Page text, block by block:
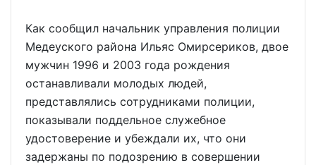
Как сообщил начальник управления полиции
Медеуского района Ильяс Омирсериков, двое
мужчин 1996 и 2003 года рождения
останавливали молодых людей,
представлялись сотрудниками полиции,
показывали поддельное служебное
удостоверение и убеждали их, что они
задержаны по подозрению в совершении